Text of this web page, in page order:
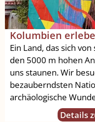
Kolumbien
Ein Land, das sich
den 5000 m hohen
uns staunen. Wir
bezauberndsten
archäologische
Details